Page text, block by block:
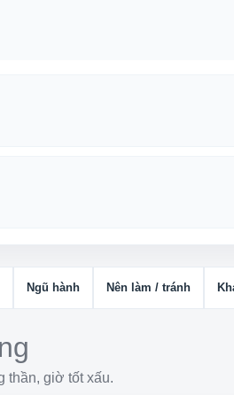
Ngũ hành Nên làm / tránh
thần, giờ tốt xấu.